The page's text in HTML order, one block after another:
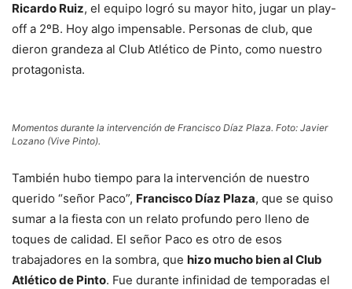
Ricardo Ruiz, el equipo logró su mayor hito, jugar un play-
off a 2ºB. Hoy algo impensable. Personas de club, que
dieron grandeza al Club Atlético de Pinto, como nuestro
protagonista.
Momentos durante la intervención de Francisco Díaz Plaza. Foto: Javier
Lozano (Vive Pinto).
También hubo tiempo para la intervención de nuestro
querido “señor Paco”, Francisco Díaz Plaza, que se quiso
sumar a la fiesta con un relato profundo pero lleno de
toques de calidad. El señor Paco es otro de esos
trabajadores en la sombra, que hizo mucho bien al Club
Atlético de Pinto. Fue durante infinidad de temporadas el